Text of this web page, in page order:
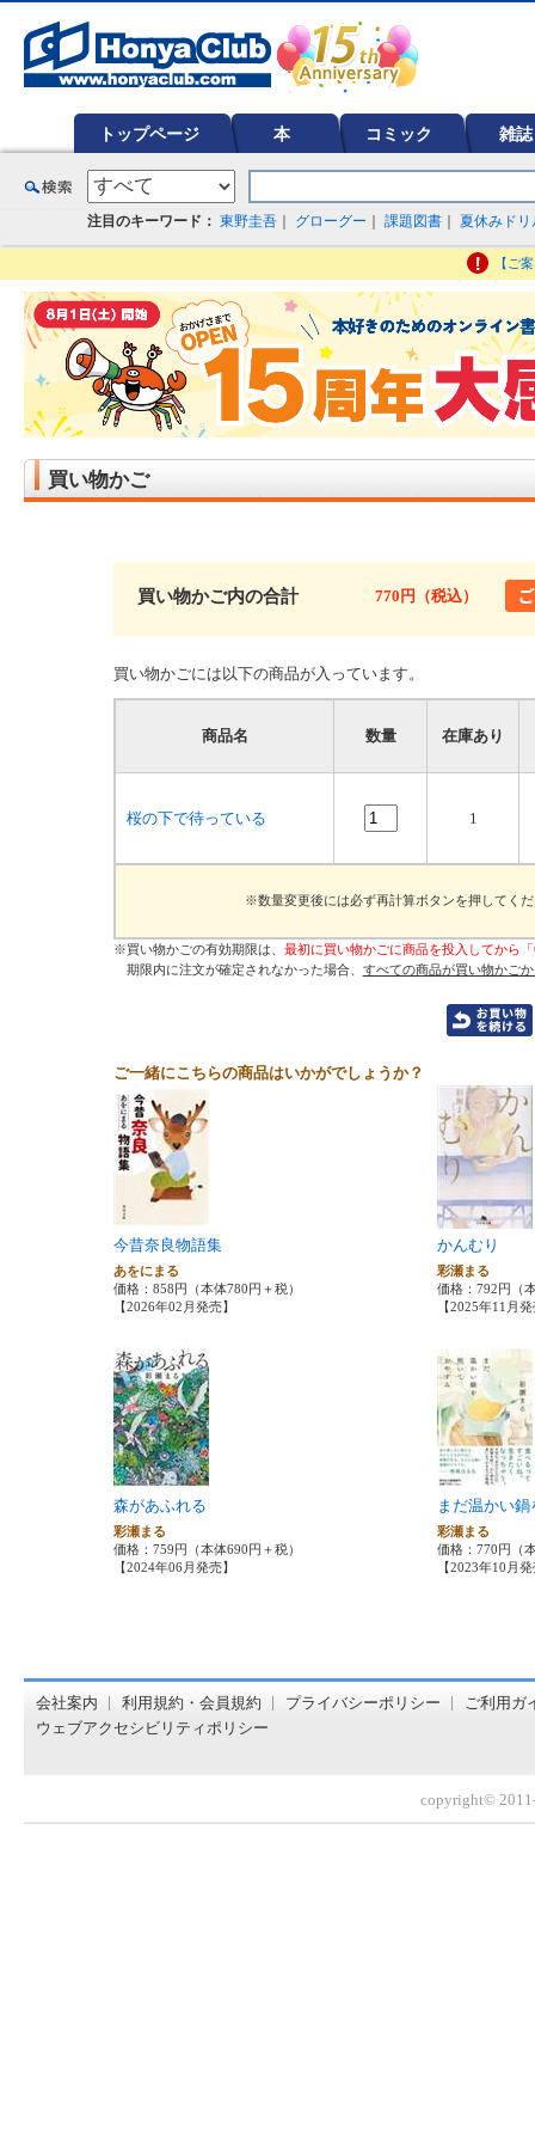
トップページ 本 コミック 雑誌
注目のキーワード： 東野圭吾 グローグー 課題図書 夏休みドリ
【ご
ど在庫も充実
買い物かご
買い物かご内の合計 770円（税込）
買い物かごには以下の商品が入っています。
商品名 数量 在庫あり
桜の下で待っている 1
※数量変更後には必ず再計算ボタンを押してく
※買い物かごの有効期限は、 最初に買い物かごに商品を投入してから
期限内に注文が確定されなかった場合、 すべての商品が買い物かご
ご一緒にこちらの商品はいかがでしょうか？
今昔奈良物語集
あをにまる
価格：858円（本体780円＋税）
【2026年02月発売】
かんむり
彩瀬まる
価格：792円（
【2025年11月
森があふれる
彩瀬まる
価格：759円（本体690円＋税）
【2024年06月発売】
まだ温かい
彩瀬まる
価格：770円（
【2023年10月
会社案内 利用規約・会員規約 プライバシーポリシー
ご利用ガ
ウェブアクセシビリティポリシー
copyright©